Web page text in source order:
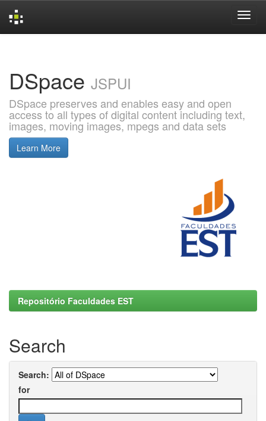
DSpace JSPUI
DSpace preserves and enables easy and open
access to all types of digital content including text,
images, moving images, mpegs and data sets
Learn More
Repositório Faculdades EST
Search
Search:
for